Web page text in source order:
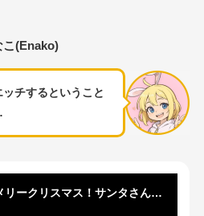
(Enako)
チするということ
【女神降臨】ぽまいらメリークリスマス！サンタさんからプレゼントだぞ♡